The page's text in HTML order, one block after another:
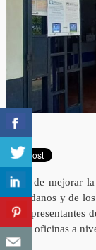
A fin de mejorar
ciudadanos y de
los representantes
en las oficinas a